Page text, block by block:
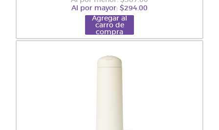
Al por mayor: $294.00
Agregar al
carro de
compra